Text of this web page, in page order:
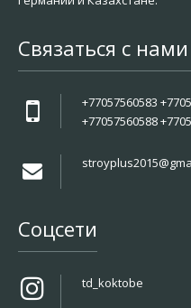
Связаться с
+77057560583
+77057560588
Соцсети
td_koktobe